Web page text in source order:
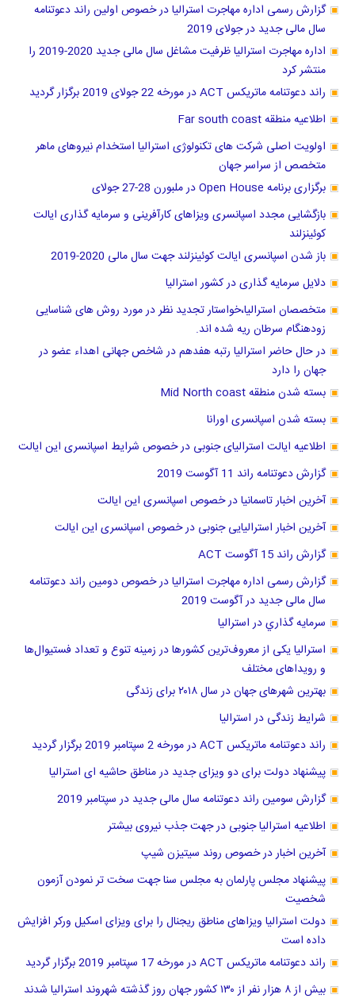
گزارش رسمی اداره مهاجرت استرالیا در خصوص اولین راند دعوتنامه
سال مالی جدید در جولای 2019
اداره مهاجرت استرالیا ظرفیت مشاغل سال مالی جدید 2020-2019 را
منتشر کرد
راند دعوتنامه ماتریکس ACT در مورخه 22 جولای 2019 برگزار گردید
اطلاعیه منطقه Far south coast
اولویت اصلی شرکت های تکنولوژی استرالیا استخدام نیروهای ماهر
متخصص از سراسر جهان
برگزاری برنامه Open House در ملبورن 28-27 جولای
بازگشایی مجدد اسپانسری ویزاهای کارآفرینی و سرمایه گذاری ایالت
کوئینزلند
باز شدن اسپانسری ایالت کوئینزلند جهت سال مالی 2020-2019
دلایل سرمایه گذاری در کشور استرالیا
متخصصان استرالیا،خواستار تجدید نظر در مورد روش های شناسایی
زودهنگام سرطان ریه شده اند.
در حال حاضر استرالیا رتبه هفدهم در شاخص جهانی اهداء عضو در
جهان را دارد
بسته شدن منطقه Mid North coast
بسته شدن اسپانسری اورانا
اطلاعیه ایالت استرالیای جنوبی در خصوص شرایط اسپانسری این ایالت
گزارش دعوتنامه راند 11 آگوست 2019
آخرین اخبار تاسمانیا در خصوص اسپانسری این ایالت
آخرین اخبار استرالیایی جنوبی در خصوص اسپانسری این ایالت
گزارش راند 15 آگوست ACT
گزارش رسمی اداره مهاجرت استرالیا در خصوص دومین راند دعوتنامه
سال مالی جدید در آگوست 2019
سرمايه گذاري در استراليا
استرالیا یکی از معروف‌ترین کشورها در زمینه تنوع و تعداد فستیوال‌ها
و رویداهای مختلف
بهترین شهرهای جهان در سال ۲۰۱۸ برای زندگی
شرایط زندگی در استرالیا
راند دعوتنامه ماتریکس ACT در مورخه 2 سپتامبر 2019 برگزار گردید
پیشنهاد دولت برای دو ویزای جدید در مناطق حاشیه ای استرالیا
گزارش سومین راند دعوتنامه سال مالی جدید در سپتامبر 2019
اطلاعیه استرالیا جنوبی در جهت جذب نیروی بیشتر
آخرین اخبار در خصوص روند سیتیزن شیپ
پیشنهاد مجلس پارلمان به مجلس سنا جهت سخت تر نمودن آزمون
شخصیت
دولت استرالیا ویزاهای مناطق ریجنال را برای ویزای اسکیل ورکر افزایش
داده است
راند دعوتنامه ماتریکس ACT در مورخه 17 سپتامبر 2019 برگزار گردید
بیش از ۸ هزار نفر از ۱۳۰ کشور جهان روز گذشته شهروند استرالیا شدند